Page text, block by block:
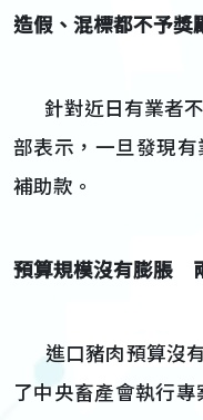
造假、混標都不予獎
針對近日有業者不
部表示，一旦發現
補助款。
預算規模沒有膨脹
進口豬肉預算沒有
了中央畜產會執行